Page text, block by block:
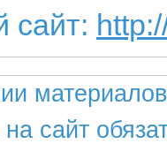
сайт:
сайт